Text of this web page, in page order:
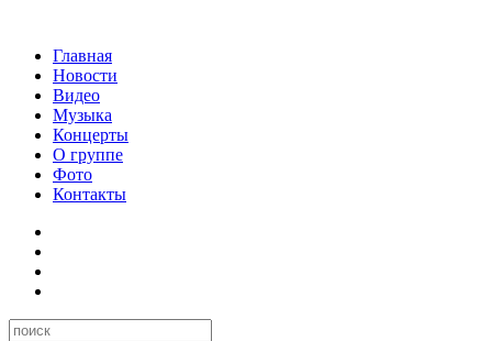
Главная
Новости
Видео
Музыка
Концерты
О группе
Фото
Контакты